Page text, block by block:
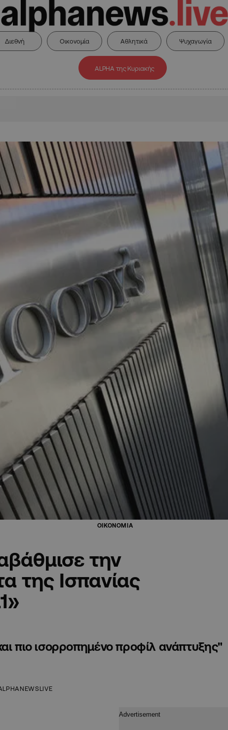
Διεθνή Οικονομία Αθλητικά Ψυχαγωγία
ALPHA της Κυριακής
ΟΙΚΟΝΟΜΙΑ
την
της Ισπανίας
πιο ισορροπημένο προφίλ ανάπτυξης"